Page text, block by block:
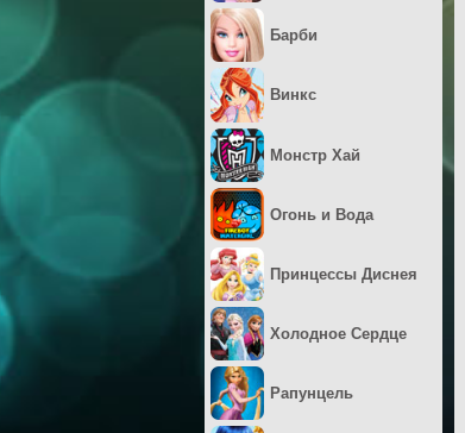
Барби
Винкс
Монстр Хай
Огонь и Вода
Принцессы Диснея
Холодное Сердце
Рапунцель